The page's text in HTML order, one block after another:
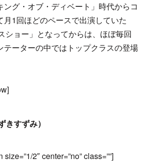
ング・オブ・ディベート」時代からコ
月1回ほどのペースで出演していた
ショー」となってからは、ほぼ毎回
テーターの中ではトップクラスの登場
きすずみ）
2″ center=”no” class=””]